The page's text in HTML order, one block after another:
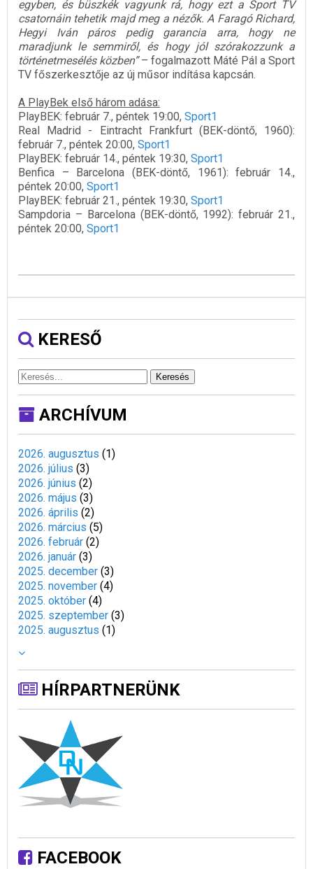
egyben, és büszkék vagyunk rá, hogy ezt a Sport TV
csatornáin tehetik majd meg a nézők. A Faragó Richard,
Hegyi Iván páros pedig garancia arra, hogy ne
maradjunk le semmiről, és hogy jól szórakozzunk a
történetmesélés közben”– fogalmazott Máté Pál a Sport
TV főszerkesztője az új műsor indítása kapcsán.
A PlayBek első három adása:
PlayBEK: február 7., péntek 19:00, Sport1
Real Madrid - Eintracht Frankfurt (BEK-döntő, 1960):
február 7., péntek 20:00, Sport1
PlayBEK: február 14., péntek 19:30, Sport1
Benfica – Barcelona (BEK-döntő, 1961): február 14.,
péntek 20:00, Sport1
PlayBEK: február 21., péntek 19:30, Sport1
Sampdoria – Barcelona (BEK-döntő, 1992): február 21.,
péntek 20:00, Sport1
KERESŐ
Keresés
ARCHÍVUM
2026. augusztus (1)
2026. július (3)
2026. június (2)
2026. május (3)
2026. április (2)
2026. március (5)
2026. február (2)
2026. január (3)
2025. december (3)
2025. november (4)
2025. október (4)
2025. szeptember (3)
2025. augusztus (1)
HÍRPARTNERÜNK
FACEBOOK